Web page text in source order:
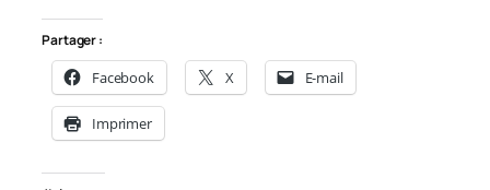
Partager :
Facebook X E-mail
Imprimer